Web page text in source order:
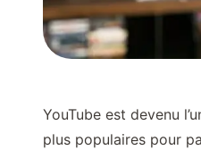
YouTube est devenu
plus populaires pour